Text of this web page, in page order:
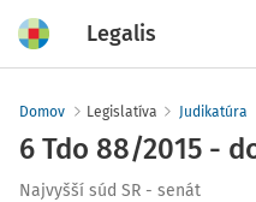
Legalis
Domov Legislatíva Judikatúra
6 Tdo 88/2015 -
Najvyšší súd SR - senát